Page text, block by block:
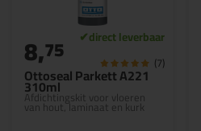
Ottoseal Parkett A221
310ml
Afdichtingskit voor vloeren
van hout, laminaat en kurk
8,75 (7)